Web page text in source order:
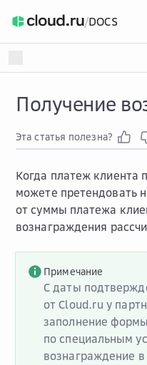
/DOCS
Получение
Эта статья полезна?
Когда платеж клиента
можете претендовать
от суммы платежа
вознаграждения
Примечание
С даты
от Cloud.ru у
заполнение
по специальным
вознаграждение